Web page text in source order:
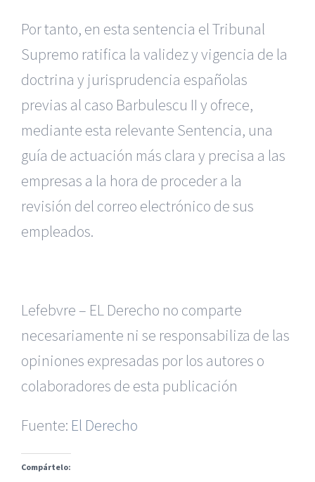
Por tanto, en esta sentencia el Tribunal
Supremo ratifica la validez y vigencia de la
doctrina y jurisprudencia españolas
previas al caso Barbulescu II y ofrece,
mediante esta relevante Sentencia, una
guía de actuación más clara y precisa a las
empresas a la hora de proceder a la
revisión del correo electrónico de sus
empleados.
Lefebvre – EL Derecho no comparte
necesariamente ni se responsabiliza de las
opiniones expresadas por los autores o
colaboradores de esta publicación
Fuente: El Derecho
Compártelo:
|Reclamación de Accidentes en Alicante | Reclamación
de Accidentes en Madrid|BGD Abogados Madrid|
|Formación para Abogados
|Hacer Contrato De